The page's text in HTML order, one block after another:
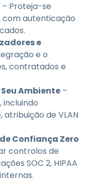
– Proteja-se
com autenticação
e
e o
contratados e
Ambiente –
incluindo
de VLAN
Confiança Zero
controlos de
SOC 2, HIPAA